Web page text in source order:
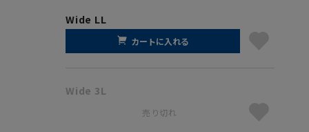
Wide LL
カートに入れる
Wide 3L
売り切れ